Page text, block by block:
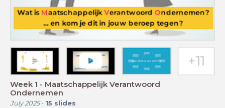
Week 1 - Maatschappelijk Verantwoord
Ondernemen
July 2025- 15 slides